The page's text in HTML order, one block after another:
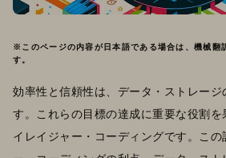
※このページの内容が日本語である場合は、機械翻
す。
効率性と信頼性は、データ・ストレージ
す。これらの目標の達成に重要な役割を
イレイジャー・コーディングです。こ